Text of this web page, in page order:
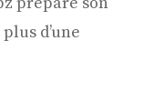
d’une